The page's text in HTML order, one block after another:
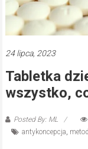
24 lipca, 2023
Tabletka
wszystko,
Posted By: ML
antykoncepcja,